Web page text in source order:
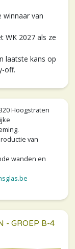
van
WK 2027 als ze
laatste kans op
off.
Hoogstraten
van
wanden en
- GROEP B-4